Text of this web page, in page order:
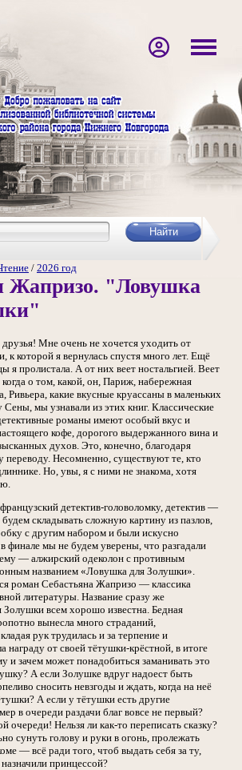
/ 2026 год
Жапризо. "Ловушка
друзья! Мне очень не хочется уходить от
к которой я вернулась спустя много лет. Ещё
я пролистала. А от них веет ностальгией. Веет
о том, какой, он, Париж, набережная
Ривьера, какие вкусные круассаны в маленьких
Сены, мы узнавали из этих книг. Классические
романы имеют особый вкус и
кофе, дорогого выдержанного вина и
духов. Это, конечно, благодаря
переводу. Несомненно, существуют те, кто
Но, увы, я с ними не знакома, хотя
детектив-головоломку, детектив —
складывать сложную картину из пазлов,
с другим набором и были искусно
мы не будем уверены, что разгадали
— алжирский одеколон с противным
названием «Ловушка для Золушки».
роман Себастьяна Жапризо — классика
литературы. Название сразу же
Золушки всем хорошо известна. Бедная
вынесла много страданий,
рук трудилась и за терпение и
награду от своей тётушки-крёстной, в итоге
и зачем может понадобиться заманивать это
А если Золушке вдруг надоест быть
сносить невзгоды и ждать, когда на неё
А если у тётушки есть другие
в очереди раздачи благ вовсе не первый?
очереди! Нельзя ли как-то переписать сказку?
сунуть голову и руки в огонь, пролежать
— всё ради того, чтоб выдать себя за ту,
принцессой?